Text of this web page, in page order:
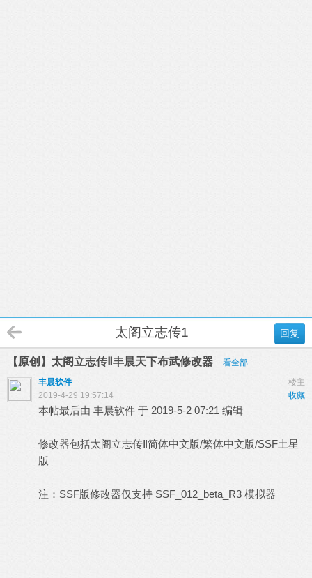
回复
太阁立志传1
【原创】太阁立志传Ⅱ丰晨天下布武修改器
看全部
楼主
丰晨软件
收藏
2019-4-29 19:57:14
本帖最后由 丰晨软件 于 2019-5-2 07:21 编辑
修改器包括太阁立志传Ⅱ简体中文版/繁体中文版/SSF土星
版
注：SSF版修改器仅支持 SSF_012_beta_R3 模拟器